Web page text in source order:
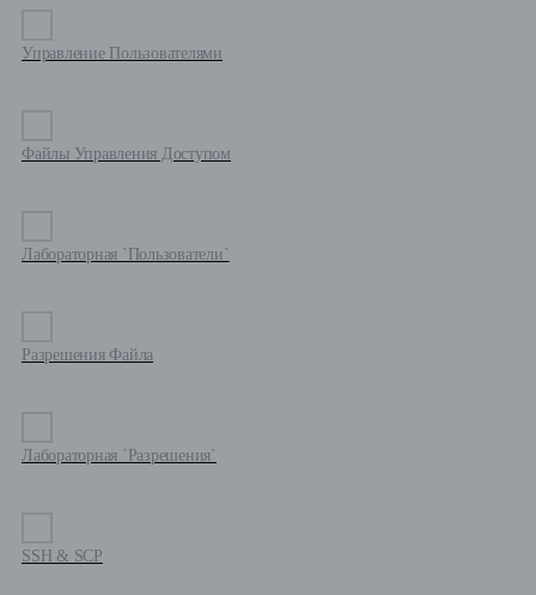
Управление Пользователями
Файлы Управления Доступом
Лабораторная `Пользователи`
Разрешения Файла
Лабораторная `Разрешения`
SSH & SCP